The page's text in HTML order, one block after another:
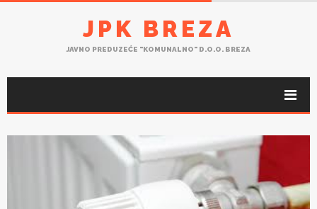
JPK BREZA
JAVNO PREDUZEĆE "KOMUNALNO" D.O.O. BREZA